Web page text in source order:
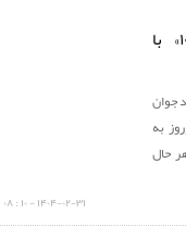
۱۴۰۴-۰۲-۳۱ - ۱۰ : ۰۸